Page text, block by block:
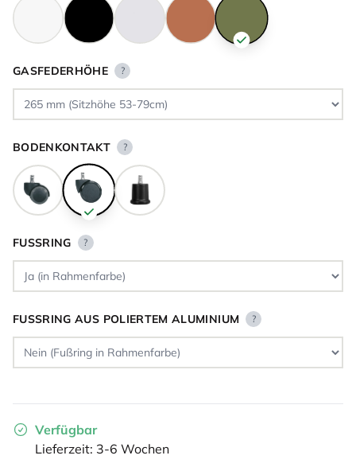
GASFEDERHÖHE ?
BODENKONTAKT ?
FUSSRING ?
FUSSRING AUS POLIERTEM ALUMINIUM ?
Verfügbar
Lieferzeit: 3-6 Wochen